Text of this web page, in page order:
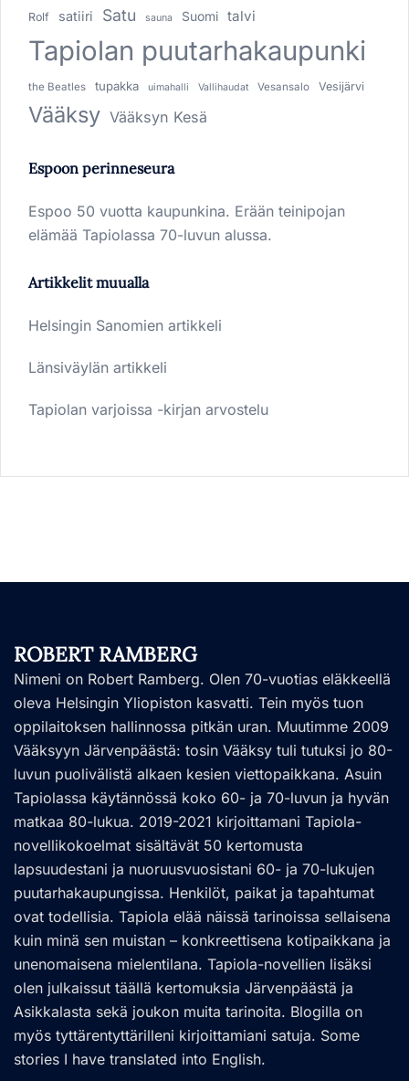
Rolf satiiri Satu sauna Suomi talvi
Tapiolan puutarhakaupunki
the Beatles tupakka uimahalli Vallihaudat Vesansalo Vesijärvi
Vääksy Vääksyn Kesä
Espoon perinneseura
Espoo 50 vuotta kaupunkina. Erään teinipojan
elämää Tapiolassa 70-luvun alussa.
Artikkelit muualla
Helsingin Sanomien artikkeli
Länsiväylän artikkeli
Tapiolan varjoissa -kirjan arvostelu
ROBERT RAMBERG
Nimeni on Robert Ramberg. Olen 70-vuotias eläkkeellä
oleva Helsingin Yliopiston kasvatti. Tein myös tuon
oppilaitoksen hallinnossa pitkän uran. Muutimme 2009
Vääksyyn Järvenpäästä: tosin Vääksy tuli tutuksi jo 80-
luvun puolivälistä alkaen kesien viettopaikkana. Asuin
Tapiolassa käytännössä koko 60- ja 70-luvun ja hyvän
matkaa 80-lukua. 2019-2021 kirjoittamani Tapiola-
novellikokoelmat sisältävät 50 kertomusta
lapsuudestani ja nuoruusvuosistani 60- ja 70-lukujen
puutarhakaupungissa. Henkilöt, paikat ja tapahtumat
ovat todellisia. Tapiola elää näissä tarinoissa sellaisena
kuin minä sen muistan – konkreettisena kotipaikkana ja
unenomaisena mielentilana. Tapiola-novellien lisäksi
olen julkaissut täällä kertomuksia Järvenpäästä ja
Asikkalasta sekä joukon muita tarinoita. Blogilla on
myös tyttärentyttärilleni kirjoittamiani satuja. Some
stories I have translated into English.